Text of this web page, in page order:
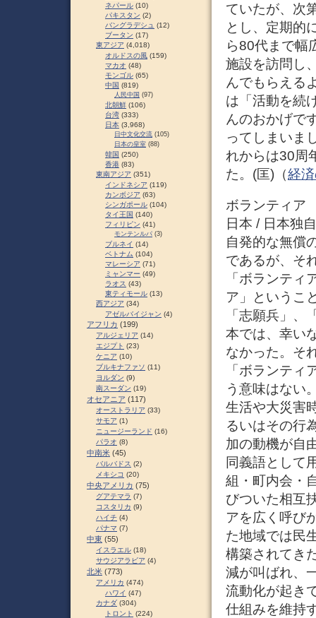
ていたが、次
とし、定期的
ら80代まで幅
施設を訪問し
んでもらえる
は「活動を続
んのおかげで
ってしまいま
れからは30周
た。(匡)（経
ボランティア
日本 / 日本独
自発的な無償
であるが、そ
「ボランテ
ア」というこ
「志願兵」
本では、幸い
なかった。そ
「ボランテ
う意味はない
生活や大災害
るいはその行
加の動機が自
同義語として
組・町内会・
びついた相互
アを広く呼び
た地域では民
構築されてき
減が叫ばれ、
流動化が起き
仕組みを維持
ネパール (10)
パキスタン (2)
バングラデシュ (12)
ブータン (17)
東アジア (4,018)
オルドスの風 (159)
マカオ (48)
モンゴル (65)
中国 (819)
人民中国 (97)
北朝鮮 (106)
台湾 (333)
日本 (3,968)
日中文化交流 (105)
日本の皇室 (88)
韓国 (250)
香港 (83)
東南アジア (351)
インドネシア (119)
カンボジア (63)
シンガポール (104)
タイ王国 (140)
フィリピン (41)
モンテンルパ (3)
ブルネイ (14)
ベトナム (104)
マレーシア (71)
ミャンマー (49)
ラオス (43)
東ティモール (13)
西アジア (34)
アゼルバイジャン (4)
アフリカ (199)
アルジェリア (14)
エジプト (23)
ケニア (10)
ブルキナファソ (11)
ヨルダン (9)
南スーダン (19)
オセアニア (117)
オーストラリア (33)
サモア (1)
ニュージーランド (16)
パラオ (8)
中南米 (45)
バルバドス (2)
メキシコ (20)
中央アメリカ (75)
グアテマラ (7)
コスタリカ (9)
ハイチ (4)
パナマ (7)
中東 (55)
イスラエル (18)
サウジアラビア (4)
北米 (773)
アメリカ (474)
ハワイ (47)
カナダ (304)
トロント (224)